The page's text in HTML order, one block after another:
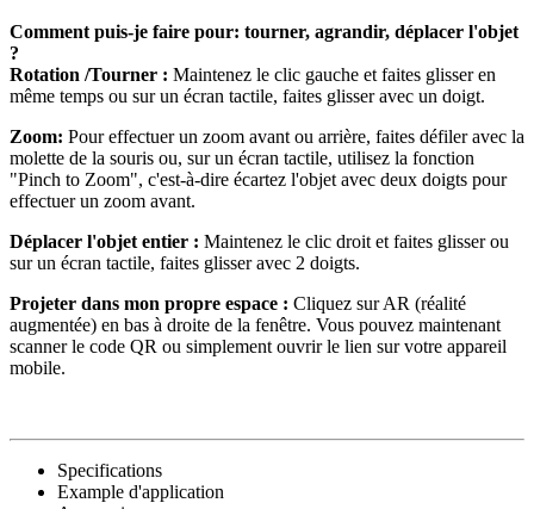
Comment puis-je faire pour: tourner, agrandir, déplacer l'objet
?
Rotation /Tourner : Maintenez le clic gauche et faites glisser en
même temps ou sur un écran tactile, faites glisser avec un doigt.
Zoom: Pour effectuer un zoom avant ou arrière, faites défiler avec la
molette de la souris ou, sur un écran tactile, utilisez la fonction
"Pinch to Zoom", c'est-à-dire écartez l'objet avec deux doigts pour
effectuer un zoom avant.
Déplacer l'objet entier : Maintenez le clic droit et faites glisser ou
sur un écran tactile, faites glisser avec 2 doigts.
Projeter dans mon propre espace : Cliquez sur AR (réalité
augmentée) en bas à droite de la fenêtre. Vous pouvez maintenant
scanner le code QR ou simplement ouvrir le lien sur votre appareil
mobile.
Specifications
Example d'application